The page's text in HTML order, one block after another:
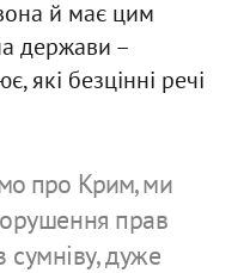
й має цим
держави –
які безцінні речі
про Крим, ми
прав
дуже